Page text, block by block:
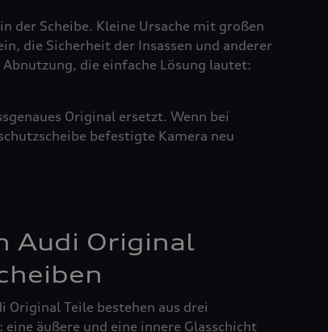
der Scheibe. Kleine Ursache mit großen
die Sicherheit der Insassen und anderer
die einfache Lösung lautet:
Original ersetzt. Wenn bei
befestigte Kamera neu
Audi Original
Original Teile bestehen aus drei
äußere und eine innere Glasschicht